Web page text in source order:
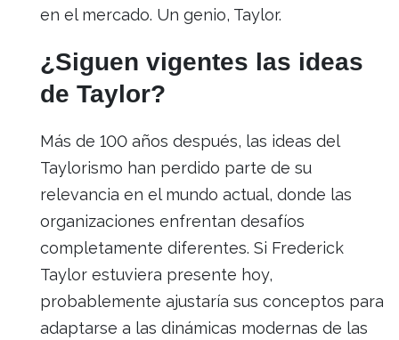
en el mercado. Un genio, Taylor.
¿Siguen vigentes las ideas
de Taylor?
Más de 100 años después, las ideas del
Taylorismo han perdido parte de su
relevancia en el mundo actual, donde las
organizaciones enfrentan desafíos
completamente diferentes. Si Frederick
Taylor estuviera presente hoy,
probablemente ajustaría sus conceptos para
adaptarse a las dinámicas modernas de las